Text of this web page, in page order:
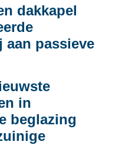
dakkapel
passieve
in
beglazing